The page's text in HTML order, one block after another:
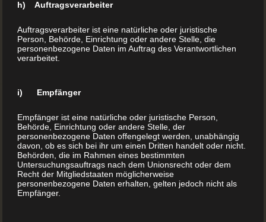
Klöster die Bewahrer des Wissens und der Bücher. Das
hatte einen guten Grund, denn während Bildung an den
keine Rolle spielte, waren Mönche angehalten, regelmäßig
Lesen und Schreiben zu können, verstand sich für die
Mönche daher von selbst. Damit waren sie bestens dazu
geeignet, die in den Klosterbibliotheken gelagerten
kostbaren Handschriften in mühevoller Handarbeit zu
kopieren und z. B. anderen Klöstern zugänglich zu
h) Auftragsverarbeiter
Auftragsverarbeiter ist eine natürliche oder juristische
Person, Behörde, Einrichtung oder andere Stelle, die
personenbezogene Daten im Auftrag des Verantwortlichen
verarbeitet.
i) Empfänger
Empfänger ist eine natürliche oder juristische Person,
Behörde, Einrichtung oder andere Stelle, der
personenbezogene Daten offengelegt werden, unabhängig
davon, ob es sich bei ihr um einen Dritten handelt oder nicht.
Behörden, die im Rahmen eines bestimmten
Untersuchungsauftrags nach dem Unionsrecht oder dem
Recht der Mitgliedstaaten möglicherweise
personenbezogene Daten erhalten, gelten jedoch nicht als
Empfänger.